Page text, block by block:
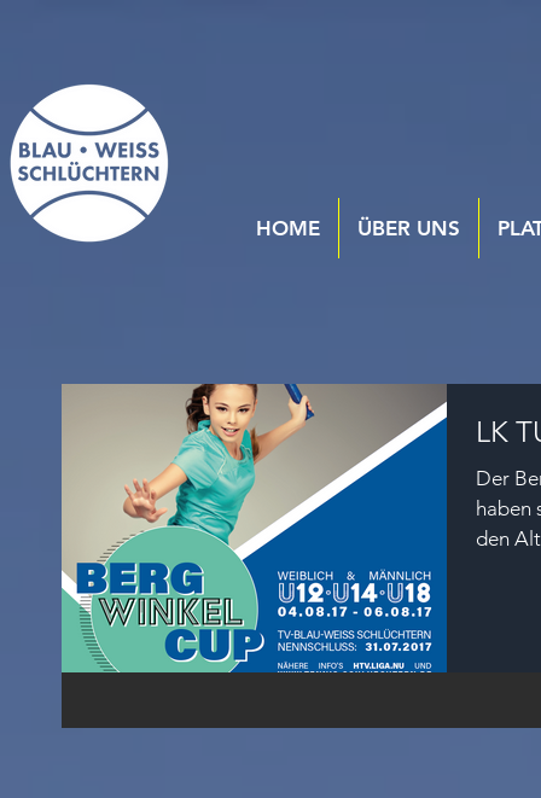
LK
Der
haben
den
HOME ÜBER UNS